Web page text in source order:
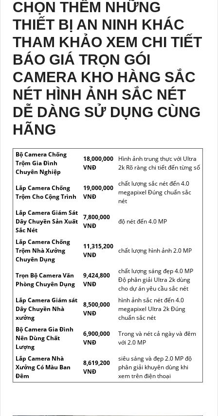
CHỌN THÊM NHỮNG
THIẾT BỊ AN NINH KHÁC
THAM KHẢO XEM CHI TIẾT
BÁO GIÁ TRỌN GÓI
CAMERA KHO HÀNG SẮC
NÉT HÌNH ẢNH SẮC NÉT
DỄ DÀNG SỬ DỤNG CÙNG
HÃNG
Bộ Camera Chống
Trộm Gia Đình
Chuyên Nghiệp
18,000,000
VNĐ
Hình ảnh trung thực với Ultra
2k Rõ ràng chi tiết đến từng số
Lắp Camera Chống
Trộm Cho Cộng Trình
19,000,000
VNĐ
chất lượng sắc nét đến 4.0
megapixel Đúng chuẩn sắc
nét
Lắp Camera Giám Sát
Dây Chuyền Sản Xuất
Sắc Nét
7,800,000
VNĐ
độ nét đến 4.0 MP
Lắp Camera Chống
Trộm Nhà Xưởng
Chuyên Dụng
11,315,200
VNĐ
chất lượng hình ảnh 2.0 MP
Trọn Bộ Camera Văn
Phòng Chuyên Dụng
9,424,800
VNĐ
chất lượng sáng đẹp 4.0 MP
Độ phân giải Ultra 2k dùng
cho dự án yêu cầu sắc nét
Lắp Camera Giám sát
Dây Chuyền Nhà
xưởng
8,500,000
VNĐ
hình ảnh sắc nét đến 4.0
megapixel Ultra 2k Đúng
chuẩn sắc nét
Bộ Camera Gia Đình
Nên Dùng Chất
Lượng
6,900,000
VNĐ
Trong và nét cả ngày và đêm
với 2.0 MP
Lắp Camera Nhà
Xưởng Có Màu Ban
Đêm
8,619,200
VNĐ
siêu sáng và đẹp 2.0 MP độ
phân giải khuyên dùng khi
xem trên điện thoại